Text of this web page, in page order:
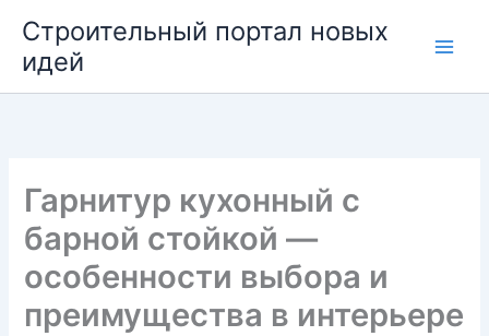
содержимому
Строительный портал новых
идей
Гарнитур кухонный с
барной стойкой —
особенности выбора и
преимущества в интерьере